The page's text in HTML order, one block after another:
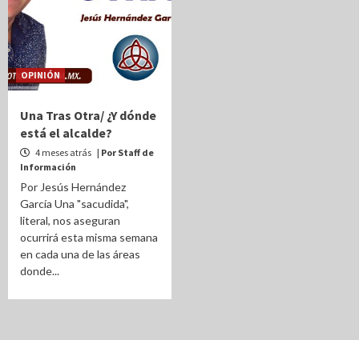
OPINIÓN
Una Tras Otra/ ¿Y dónde
está el alcalde?
4 meses atrás | Por Staff de
Información
Por Jesús Hernández
García Una "sacudida",
literal, nos aseguran
ocurrirá esta misma semana
en cada una de las áreas
donde...